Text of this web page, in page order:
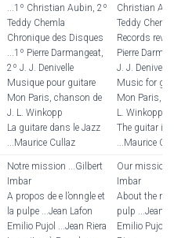
...1º Christian Aubin, 2º
Teddy Chemla
Chronique des Disques
...1º Pierre Darmangeat,
2º J. J. Denivelle
Musique pour guitare
Mon Paris, chanson de
J. L. Winkopp
La guitare dans le Jazz
...Maurice Cullaz
Christian
Teddy Chemla
Records
Pierre
J. J. Denivelle
Music for
Mon Paris,
L. Winkopp
The guitar in
...Maurice
Notre mission ...Gilbert
Imbar
A propos de e l’onngle et
la pulpe ...Jean Lafon
Emilio Pujol ...Jean Riera
Our mission
Imbar
About the
pulp ...Jean
Emilio Pujol